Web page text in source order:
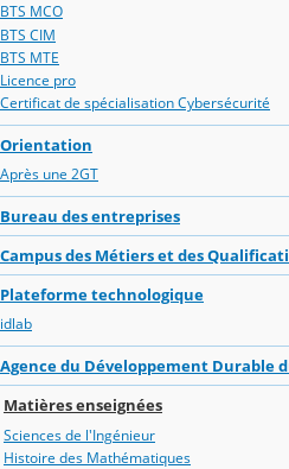
BTS MCO
BTS CIM
BTS MTE
Licence pro
Certificat de spécialisation Cybersécurité
Orientation
Après une 2GT
Bureau des entreprises
Campus des Métiers et des
Plateforme technologique
idlab
Agence du Développement Durable
Matières enseignées
Sciences de l'Ingénieur
Histoire des Mathématiques